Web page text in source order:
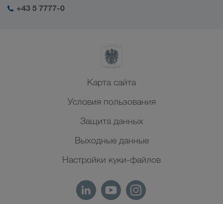
Северная Африка
+43 5 7777-0
Карта сайта
Условия пользования
Защита данных
Выходные данные
Настройки куки-файлов